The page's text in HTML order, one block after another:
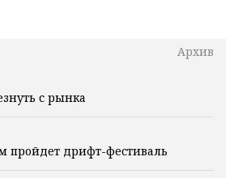
Архив
с рынка
пройдет дрифт-фестиваль